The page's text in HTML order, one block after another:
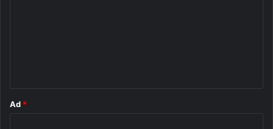
Ad *